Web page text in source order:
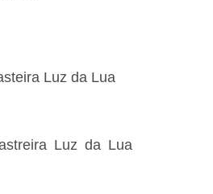
Luz da Lua
Luz da Lua